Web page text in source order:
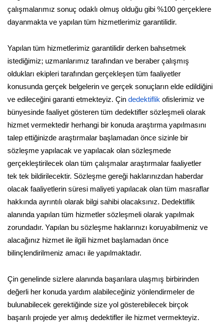
çalışmalarımız sonuç odaklı olmuş olduğu gibi %100 gerçeklere
dayanmakta ve yapılan tüm hizmetlerimiz garantilidir.
Yapılan tüm hizmetlerimiz garantilidir derken bahsetmek
istediğimiz; uzmanlarımız tarafından ve beraber çalışmış
oldukları ekipleri tarafından gerçekleşen tüm faaliyetler
konusunda gerçek belgelerin ve gerçek sonuçların elde edildiğini
ve edileceğini garanti etmekteyiz. Çin dedektiflik ofislerimiz ve
bünyesinde faaliyet gösteren tüm dedektifler sözleşmeli olarak
hizmet vermektedir herhangi bir konuda araştırma yapılmasını
talep ettiğinizde araştırmalar başlamadan önce sizinle bir
sözleşme yapılacak ve yapılacak olan sözleşmede
gerçekleştirilecek olan tüm çalışmalar araştırmalar faaliyetler
tek tek bildirilecektir. Sözleşme gereği haklarınızdan haberdar
olacak faaliyetlerin süresi maliyeti yapılacak olan tüm masraflar
hakkında ayrıntılı olarak bilgi sahibi olacaksınız. Dedektiflik
alanında yapılan tüm hizmetler sözleşmeli olarak yapılmak
zorundadır. Yapılan bu sözleşme haklarınızı koruyabilmeniz ve
alacağınız hizmet ile ilgili hizmet başlamadan önce
bilinçlendirilmeniz amacı ile yapılmaktadır.
Çin genelinde sizlere alanında başarılara ulaşmış birbirinden
değerli her konuda yardım alabileceğiniz yönlendirmeler de
bulunabilecek gerektiğinde size yol gösterebilecek birçok
başarılı projede yer almış dedektifler ile hizmet vermekteyiz.